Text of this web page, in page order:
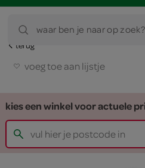
waar ben je naar op zoek?
terug
voeg toe aan lijstje
kies een winkel voor actuele